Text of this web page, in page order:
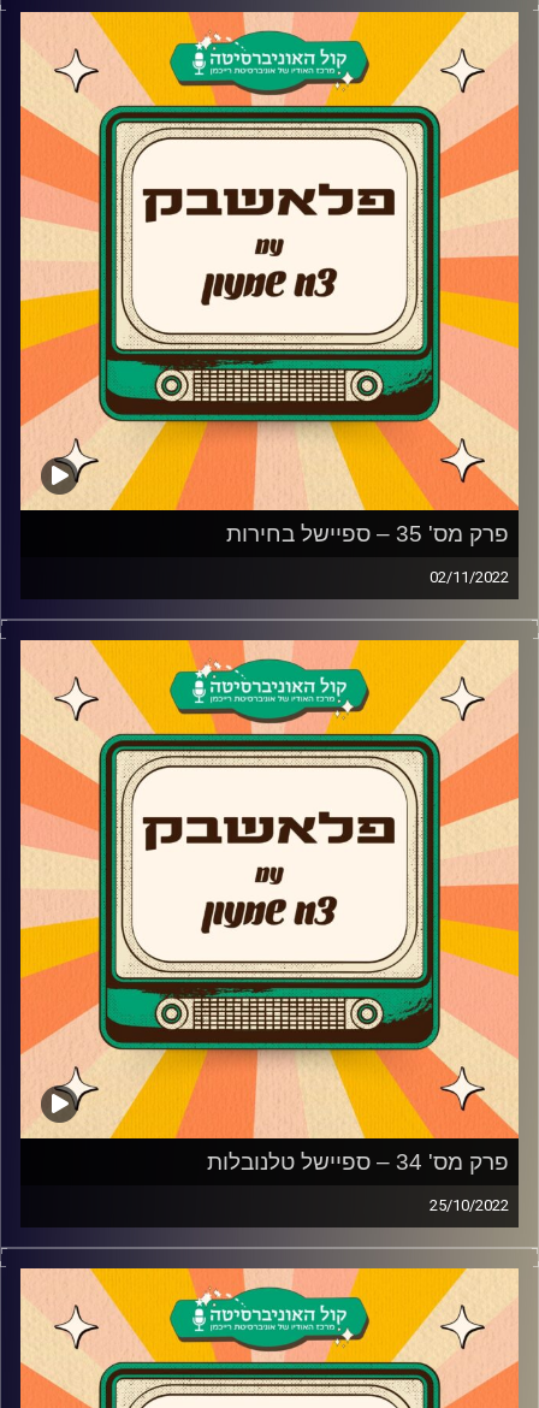
ה-2000, את השירים מהסדרות, הסרטים ואפילו הפסטיגלים
שכולנו גדלנו עליהם בשילוב סיפורים וחוויות נעורים.
קרדיט תמונות:AudioVersity
פרק מס' 35 – ספיישל בחירות
02/11/2022
צח שמעון מביא לכם מוזיקה נוסטלגית משנות ה-90, שנות
ה-2000, את השירים מהסדרות, הסרטים ואפילו הפסטיגלים
שכולנו גדלנו עליהם בשילוב סיפורים וחוויות נעורים
קרדיט תמונות:AudioVersity
פרק מס' 34 – ספיישל טלנובלות
25/10/2022
צח שמעון מביא לכם מוזיקה נוסטלגית משנות ה-90, שנות
ה-2000, את השירים מהסדרות, הסרטים ואפילו הפסטיגלים
שכולנו גדלנו עליהם בשילוב סיפורים וחוויות נעורים
קרדיט תמונות:AudioVersity